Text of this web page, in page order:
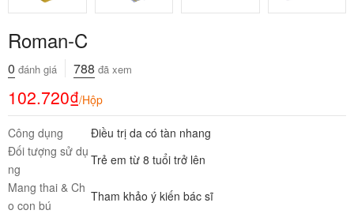
Roman-C
0 đánh giá 788 đã xem
102.720₫/Hộp
Công dụng
Điều trị da có tàn nhang
Đối tượng sử dụ
ng
Trẻ em từ 8 tuổi trở lên
Mang thai & Ch
o con bú
Tham khảo ý kiến bác sĩ